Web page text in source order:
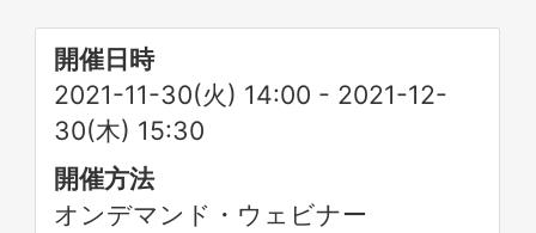
開催日時
2021-11-30(火) 14:00 - 2021-12-
30(木) 15:30
開催方法
オンデマンド・ウェビナー